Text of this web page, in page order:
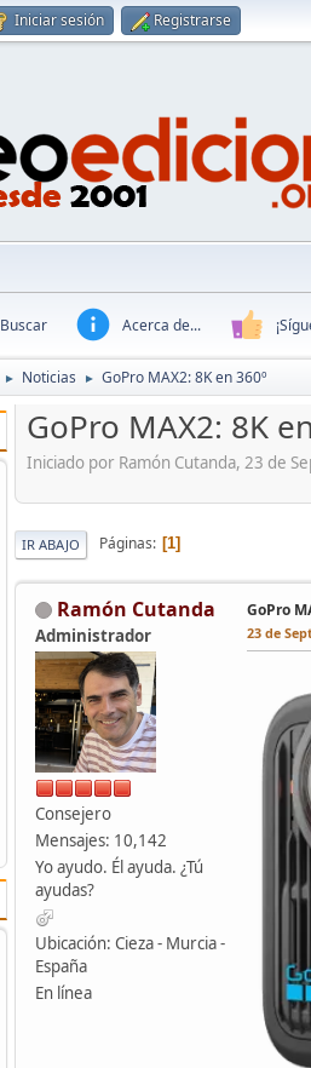
Iniciar sesión Registrarse
Buscar Acerca de...
► Noticias ► GoPro MAX2: 8K en 360º
GoPro MAX2: 8K
Iniciado por Ramón Cutanda, 23 de
IR ABAJO Páginas 1
Ramón Cutanda
Administrador
Consejero
Mensajes: 10,142
Yo ayudo. Él ayuda. ¿Tú
ayudas?
Ubicación: Cieza - Murcia -
España
En línea
GoPro
23 de